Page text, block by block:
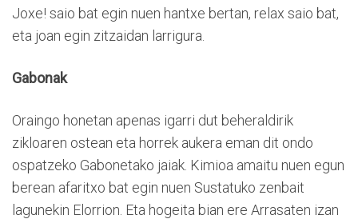
Joxe! saio bat egin nuen hantxe bertan, relax saio bat,
eta joan egin zitzaidan larrigura.
Gabonak
Oraingo honetan apenas igarri dut beheraldirik
zikloaren ostean eta horrek aukera eman dit ondo
ospatzeko Gabonetako jaiak. Kimioa amaitu nuen egun
berean afaritxo bat egin nuen Sustatuko zenbait
lagunekin Elorrion. Eta hogeita bian ere Arrasaten izan